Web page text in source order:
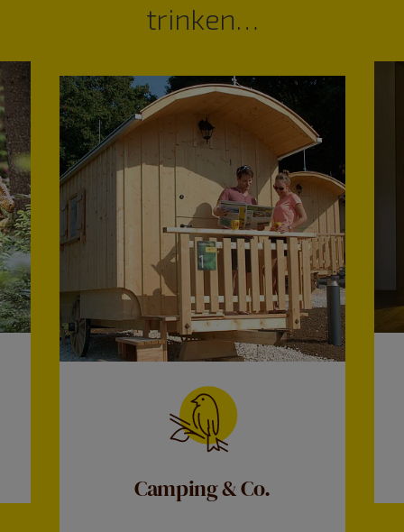
trinken…
Camping & Co.